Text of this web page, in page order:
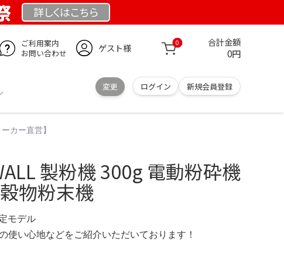
詳しくはこちら
ご利用案内
お問い合わせ
ゲスト様 0 合計金額
0円
変更 ログイン 新規会員登録
カー直営】
製粉機 300g 電動粉砕機
物粉末機
モデル
使い心地などをご紹介いただいております！